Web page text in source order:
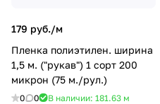
179 руб./м
Пленка полиэтилен. ширина
1,5 м. ("рукав") 1 сорт 200
микрон (75 м./рул.)
0 0 В наличии: 181.63 м